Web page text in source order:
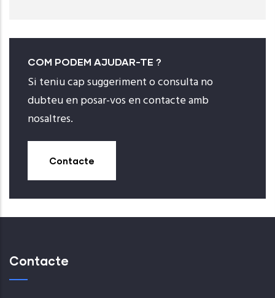
COM PODEM AJUDAR-TE ?
Si teniu cap suggeriment o consulta no
dubteu en posar-vos en contacte amb
nosaltres.
Contacte
Contacte